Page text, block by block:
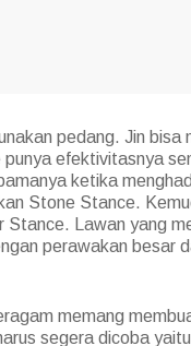
pedang. Jin
efektivitasnya
ketika
Stone Stance.
Stance. Lawan yang
perawakan besar
memang
segera dicoba